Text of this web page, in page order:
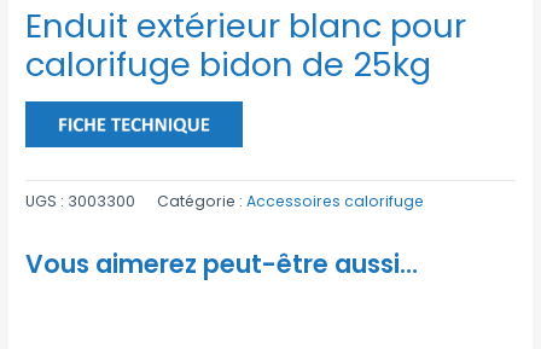
Enduit extérieur blanc pour
calorifuge bidon de 25kg
UGS : 3003300 Catégorie :Accessoires calorifuge
Vous aimerez peut-être aussi…